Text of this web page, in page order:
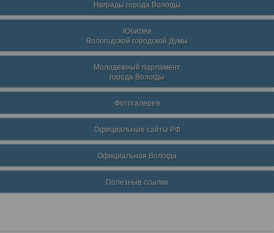
Награды города Вологды
Юбилеи
Вологодской городской Думы
Молодежный парламент
города Вологды
Фотогалерея
Официальные сайты РФ
Официальная Вологда
Полезные ссылки